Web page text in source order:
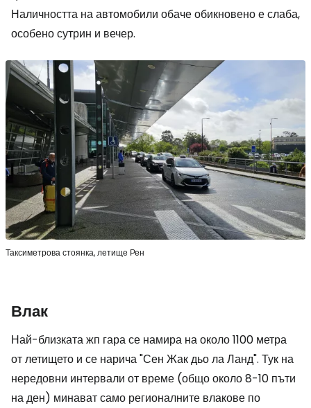
Наличността на автомобили обаче обикновено е слаба,
особено сутрин и вечер.
Таксиметрова стоянка, летище Рен
Влак
Най-близката жп гара се намира на около 1100 метра
от летището и се нарича "Сен Жак дьо ла Ланд". Тук на
нередовни интервали от време (общо около 8-10 пъти
на ден) минават само регионалните влакове по